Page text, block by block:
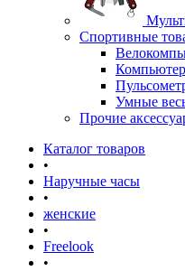
Спортивные
Умные
Прочие
Каталог товаров
•
Наручные часы
•
женские
•
Freelook
•